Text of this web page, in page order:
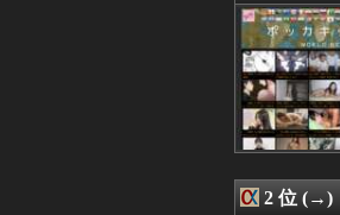
08/07 07:34
08/07 07:34
08/07 07:33
08/07 07:31
08/07 07:30
08/07 07:30
08/07 07:30
08/07 07:30
08/07 07:30
2 位 (→)